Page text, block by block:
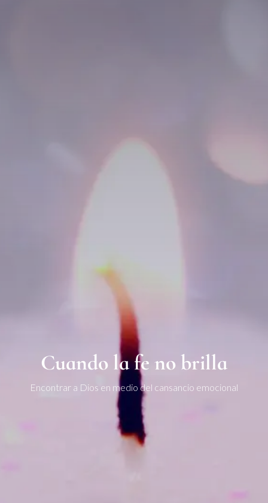
Cuando la fe no brilla
Encontrar a Dios en medio del cansancio emocional